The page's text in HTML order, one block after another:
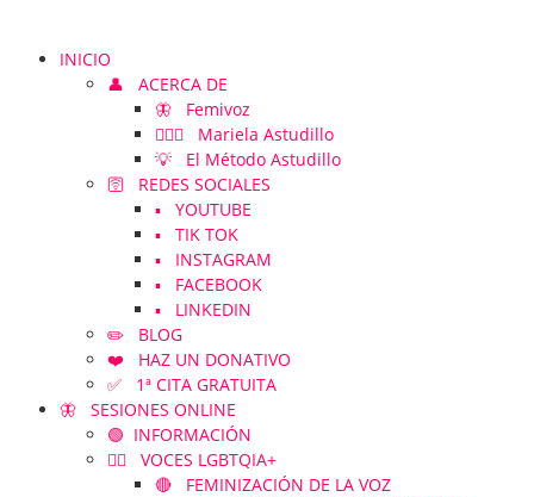
INICIO
👤 ACERCA DE
🦋 Femivoz
👱🏻‍♀️ Mariela Astudillo
💡 El Método Astudillo
🛜 REDES SOCIALES
▪️ YOUTUBE
▪️ TIK TOK
▪️ INSTAGRAM
▪️ FACEBOOK
▪️ LINKEDIN
✏️ BLOG
❤️ HAZ UN DONATIVO
✅ 1ª CITA GRATUITA
🦋 SESIONES ONLINE
🟢 INFORMACIÓN
🏳️‍🌈 VOCES LGBTQIA+
🔴 FEMINIZACIÓN DE LA VOZ